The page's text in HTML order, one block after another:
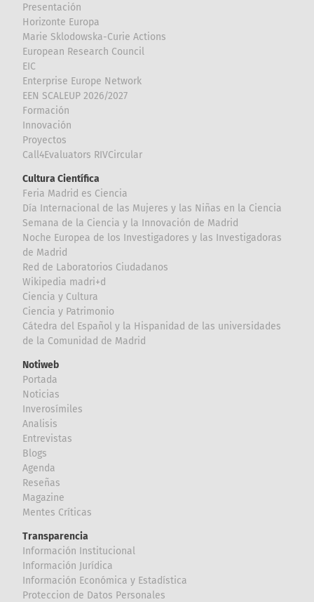
Presentación
Horizonte Europa
Marie Sklodowska-Curie Actions
European Research Council
EIC
Enterprise Europe Network
EEN SCALEUP 2026/2027
Formación
Innovación
Proyectos
Call4Evaluators RIVCircular
Cultura Científica
Feria Madrid es Ciencia
Día Internacional de las Mujeres y las Niñas en la Ciencia
Semana de la Ciencia y la Innovación de Madrid
Noche Europea de los Investigadores y las Investigadoras
de Madrid
Red de Laboratorios Ciudadanos
Wikipedia madri+d
Ciencia y Cultura
Ciencia y Patrimonio
Cátedra del Español y la Hispanidad de las universidades
de la Comunidad de Madrid
Notiweb
Portada
Noticias
Inverosímiles
Analisis
Entrevistas
Blogs
Agenda
Reseñas
Magazine
Mentes Críticas
Transparencia
Información Institucional
Información Jurídica
Información Económica y Estadística
Proteccion de Datos Personales